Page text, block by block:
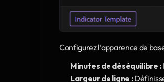
Configurez l’apparence de
Minutes de déséquilibre :
Largeur de ligne :